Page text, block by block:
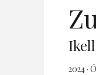
2024 ·